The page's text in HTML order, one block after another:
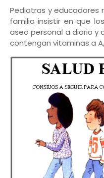
Pediatras y educadores
familia insistir en que
aseo personal a diario y
contengan vitaminas a A,